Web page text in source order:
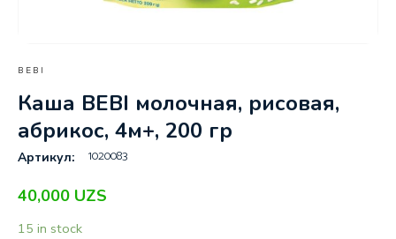
BEBI
Каша BEBI молочная, рисовая,
абрикос, 4м+, 200 гр
Артикул: 1020083
40,000 UZS
15 in stock